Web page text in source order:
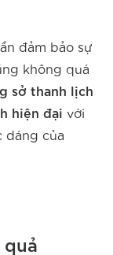
đảm bảo sự
không quá
sở thanh lịch
hiện đại với
dáng của
quả